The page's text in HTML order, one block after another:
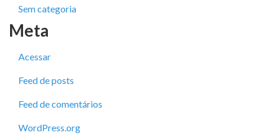
Sem categoria
Meta
Acessar
Feed de posts
Feed de comentários
WordPress.org